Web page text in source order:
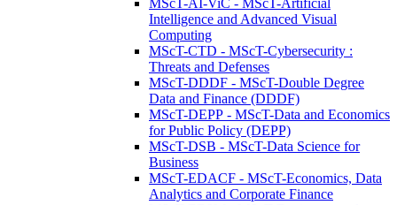
MScT-AI-ViC - MScT-Artificial
Intelligence and Advanced Visual
Computing
MScT-CTD - MScT-Cybersecurity :
Threats and Defenses
MScT-DDDF - MScT-Double Degree
Data and Finance (DDDF)
MScT-DEPP - MScT-Data and Economics
for Public Policy (DEPP)
MScT-DSB - MScT-Data Science for
Business
MScT-EDACF - MScT-Economics, Data
Analytics and Corporate Finance